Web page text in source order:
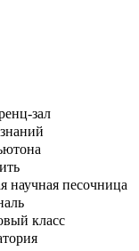
зал
научная песочница
класс